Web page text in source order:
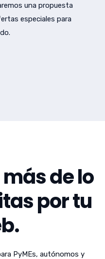
una propuesta
especiales para
de lo
por tu
PyMEs, autónomos y